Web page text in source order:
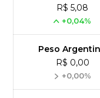
R$ 5,08
+0,04%
Peso
R$ 0,00
+0,00%